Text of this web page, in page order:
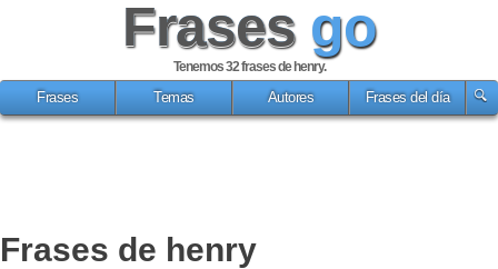
Frases go
Tenemos 32frases de henry.
Frases
Temas Autores Frases del día
Frases de henry